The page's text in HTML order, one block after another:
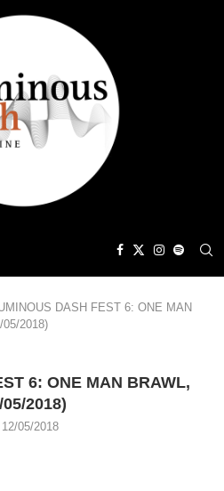
DASH FEST 6: ONE MAN
2018)
6: ONE MAN BRAWL,
2018)
12/05/2018